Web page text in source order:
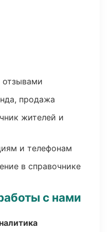
отзывами
продажа
жителей и
и телефонам
в справочнике
с нами